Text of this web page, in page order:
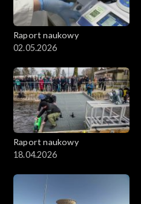
Raport naukowy
02.05.2026
Raport naukowy
18.04.2026